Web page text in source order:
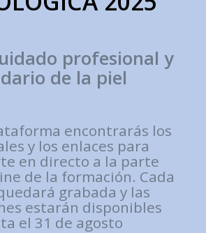
profesional y
de la piel
encontrarás los
y los enlaces para
en directo a la parte
de la formación. Cada
grabada y las
estarán disponibles
el 31 de agosto